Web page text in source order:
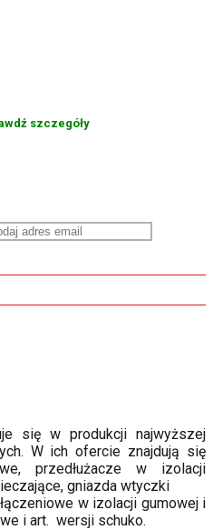
szczegóły
się w produkcji najwyższej
W ich ofercie znajdują się
przedłużacze w izolacji
gniazda wtyczki
w izolacji gumowej i
i art. wersji schuko.